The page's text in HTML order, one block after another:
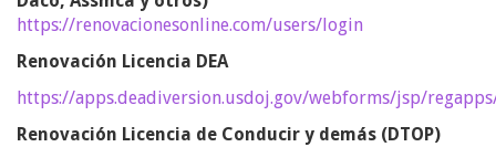
https://renovacionesonline.com/users/login
Renovación Licencia DEA
https://apps.deadiversion.usdoj.gov/webforms/jsp/
Renovación Licencia de Conducir y demás (DTOP)